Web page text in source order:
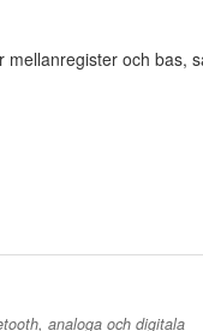
och bas,
analoga och digitala